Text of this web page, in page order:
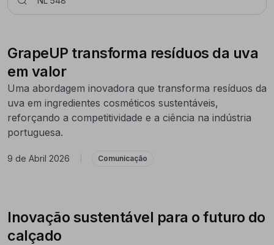
GrapeUP transforma resíduos da uva
em valor
Uma abordagem inovadora que transforma resíduos da
uva em ingredientes cosméticos sustentáveis,
reforçando a competitividade e a ciência na indústria
portuguesa.
9 de Abril 2026 Comunicação
Inovação sustentável para o futuro do
calçado